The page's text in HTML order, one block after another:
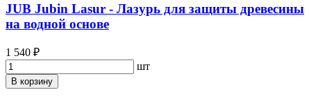
JUB Jubin Lasur - Лазурь для защиты древесины
на водной основе
1 540 ₽
шт
В корзину